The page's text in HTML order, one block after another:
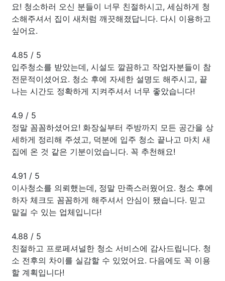
요! 청소하러 오신 분들이 너무 친절하시고, 세심하게 청
소해주셔서 집이 새처럼 깨끗해졌답니다. 다시 이용하고
싶어요.
4.85 / 5
입주청소를 받았는데, 시설도 깔끔하고 작업자분들이 참
전문적이셨어요. 청소 후에 자세한 설명도 해주시고, 끝
나는 시간도 정확하게 지켜주셔서 너무 좋았습니다!
4.9 / 5
정말 꼼꼼하셨어요! 화장실부터 주방까지 모든 공간을 상
세하게 정리해 주셨고, 덕분에 입주 청소 끝나고 마치 새
집에 온 것 같은 기분이었습니다. 꼭 추천해요!
4.91 / 5
이사청소를 의뢰했는데, 정말 만족스러웠어요. 청소 후에
하자 체크도 꼼꼼하게 해주셔서 안심이 됐습니다. 믿고
맡길 수 있는 업체입니다!
4.88 / 5
친절하고 프로페셔널한 청소 서비스에 감사드립니다. 청
소 전후의 차이를 실감할 수 있었어요. 다음에도 꼭 이용
할 계획입니다!